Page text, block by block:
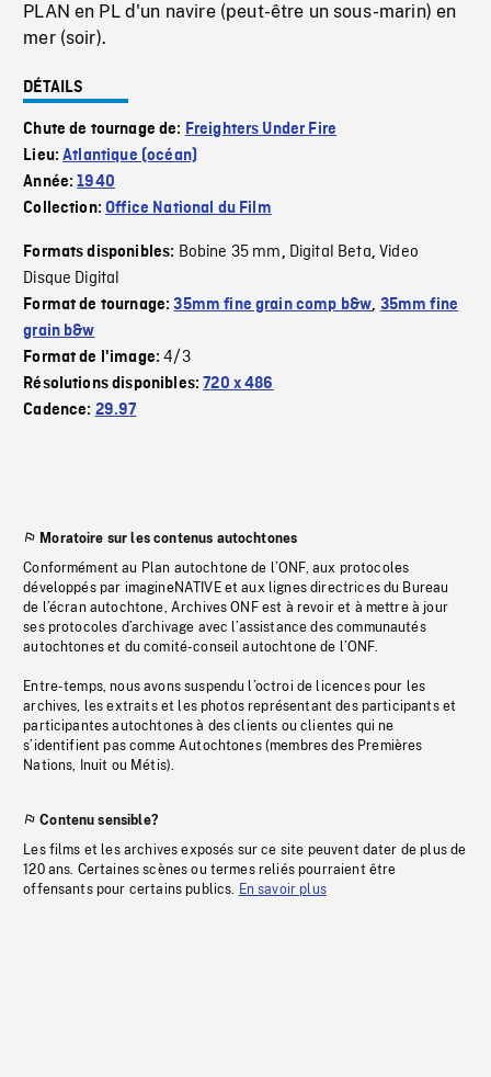
PLAN en PL d'un navire (peut-être un sous-marin) en
mer (soir).
DÉTAILS
Chute de tournage de: Freighters Under Fire
Lieu:Atlantique (océan)
Année:1940
Collection:Office National du Film
Formats disponibles: Bobine 35 mm, Digital Beta,Video
Disque Digital
Format de tournage:35mm fine grain comp b&w, 35mm fine
grain b&w
Format de l'image:4/3
Résolutions disponibles:720 x 486
Cadence: 29.97
Moratoire sur les contenus autochtones
Conformément au Plan autochtone de l’ONF, aux protocoles
développés par imagineNATIVE et aux lignes directrices du Bureau
de l’écran autochtone, Archives ONF est à revoir et à mettre à jour
ses protocoles d’archivage avec l’assistance des communautés
autochtones et du comité-conseil autochtone de l’ONF.
Entre-temps, nous avons suspendu l’octroi de licences pour les
archives, les extraits et les photos représentant des participants et
participantes autochtones à des clients ou clientes qui ne
s’identifient pas comme Autochtones (membres des Premières
Nations, Inuit ou Métis).
Contenu sensible?
Les films et les archives exposés sur ce site peuvent dater de plus de
120 ans. Certaines scènes ou termes reliés pourraient être
offensants pour certains publics. En savoir plus